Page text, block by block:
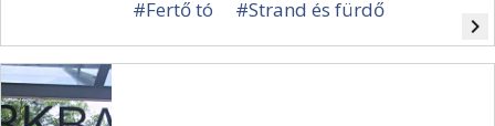
#Fertő tó #Strand és fürdő
navigate_next